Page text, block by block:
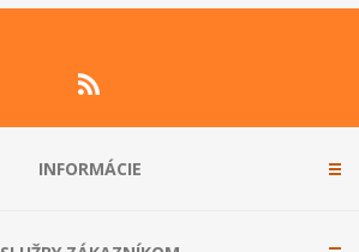
INFORMÁCIE